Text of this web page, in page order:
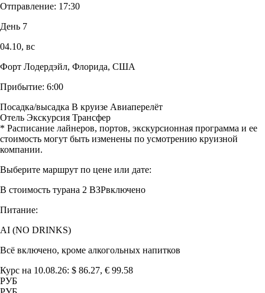
Отправление: 17:30
День 7
04.10, вс
Форт Лодердэйл, Флорида, США
Прибытие: 6:00
Посадка/высадка В круизе Авиаперелёт
Отель Экскурсия Трансфер
* Расписание лайнеров, портов, экскурсионная программа и ее
стоимость могут быть изменены по усмотрению круизной
компании.
Выберите маршрут по цене или дате:
В стоимость турана 2 ВЗРвключено
Питание:
AI (NO DRINKS)
Всё включено, кроме алкогольных напитков
Курс на 10.08.26: $ 86.27, € 99.58
РУБ